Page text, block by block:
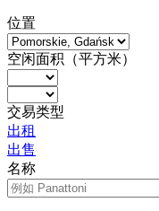
位置
空闲面积（平方米）
交易类型
出租
出售
名称